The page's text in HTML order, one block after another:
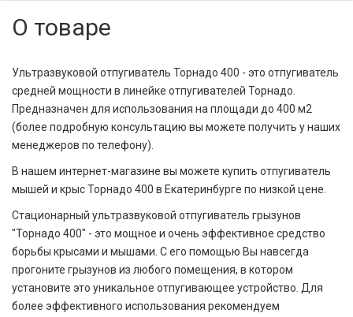
О товаре
Ультразвуковой отпугиватель Торнадо 400 - это отпугиватель
средней мощности в линейке отпугивателей Торнадо.
Предназначен для использования на площади до 400 м2
(более подробную консультацию вы можете получить у наших
менеджеров по телефону).
В нашем интернет-магазине вы можете купить отпугиватель
мышей и крыс Торнадо 400 в Екатеринбурге по низкой цене.
Стационарный ультразвуковой отпугиватель грызунов
"Торнадо 400" - это мощное и очень эффективное средство
борьбы крысами и мышами. С его помощью Вы навсегда
прогоните грызунов из любого помещения, в котором
установите это уникальное отпугивающее устройство. Для
более эффективного использования рекомендуем